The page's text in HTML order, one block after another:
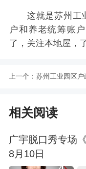
这就是苏州工
户和养老统筹账
了，关注本地屋，
上一个： 苏州工业园区户
相关阅读
广宇脱口秀专场
8月10日